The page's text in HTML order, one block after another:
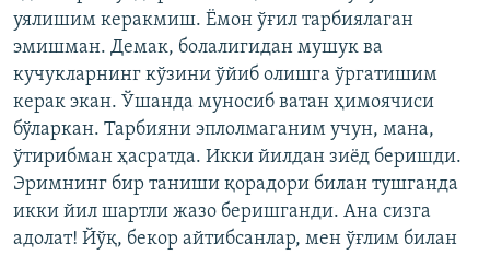
уялишим керакмиш. Ёмон ўғил тарбиялаган
эмишман. Демак, болалигидан мушук ва
кучукларнинг кўзини ўйиб олишга ўргатишим
керак экан. Ўшанда муносиб ватан ҳимоячиси
бўларкан. Тарбияни эплолмаганим учун, мана,
ўтирибман ҳасратда. Икки йилдан зиёд беришди.
Эримнинг бир таниши қорадори билан тушганда
икки йил шартли жазо беришганди. Ана сизга
адолат! Йўқ, бекор айтибсанлар, мен ўғлим билан